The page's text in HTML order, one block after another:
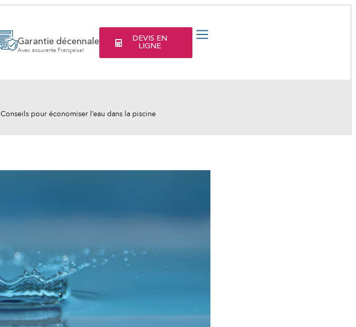
Garantie décennale
Avec assurante Française!
DEVIS EN
LIGNE
Conseils pour économiser l’eau dans la piscine